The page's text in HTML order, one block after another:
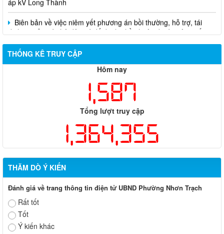
Biên bản về việc niêm yết phương án bồi thường, hỗ trợ, tái
định cư của các hộ dân có đất bị thu hồi thuộc dự án nâng cấp
đường 25B cũ đoạn từ Trung tâm huyện Nhơn Trạch ra Quốc lộ
51, huyện Long Thành và huyện Nhơn Trạch
THỐNG KÊ TRUY CẬP
Hôm nay
1,587
Tổng lượt truy cập
1,364,355
THĂM DÒ Ý KIẾN
Đánh giá về trang thông tin điện tử UBND Phường Nhơn Trạch
Rất tốt
Tốt
Ý kiến khác